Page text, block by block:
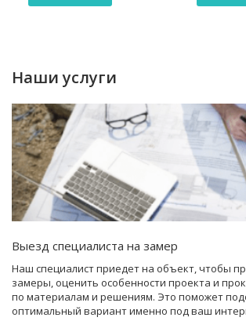
Наши услуги
Выезд специалиста на замер
Наш специалист приедет на объект, чтобы
замеры, оценить особенности проекта и
по материалам и решениям. Это поможет
оптимальный вариант именно под ваш